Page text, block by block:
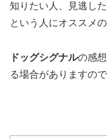
知りたい人、見逃し
という人にオススメ
ドッグシグナルの感
る場合がありますの